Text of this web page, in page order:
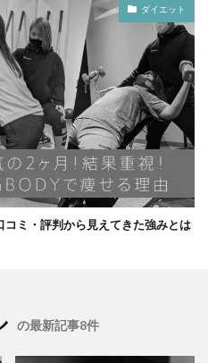
ダイエット
コミ・評判から見えてきた強みとは
の最新記事8件